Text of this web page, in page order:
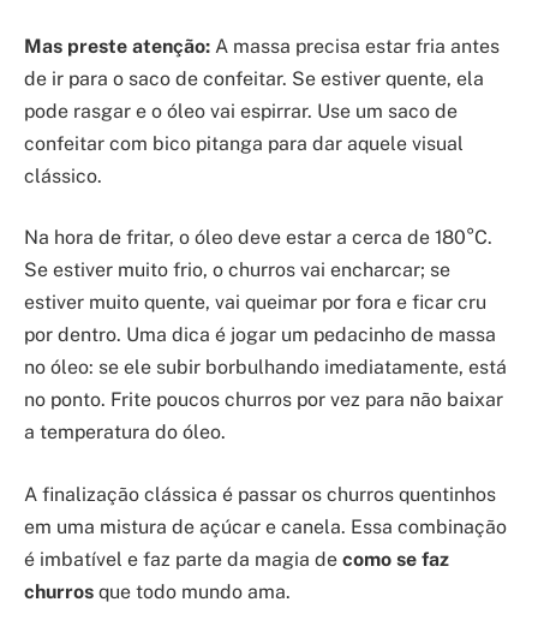
Mas preste atenção: A massa precisa estar fria antes
de ir para o saco de confeitar. Se estiver quente, ela
pode rasgar e o óleo vai espirrar. Use um saco de
confeitar com bico pitanga para dar aquele visual
clássico.
Na hora de fritar, o óleo deve estar a cerca de 180°C.
Se estiver muito frio, o churros vai encharcar; se
estiver muito quente, vai queimar por fora e ficar cru
por dentro. Uma dica é jogar um pedacinho de massa
no óleo: se ele subir borbulhando imediatamente, está
no ponto. Frite poucos churros por vez para não baixar
a temperatura do óleo.
A finalização clássica é passar os churros quentinhos
em uma mistura de açúcar e canela. Essa combinação
é imbatível e faz parte da magia de como se faz
churros que todo mundo ama.